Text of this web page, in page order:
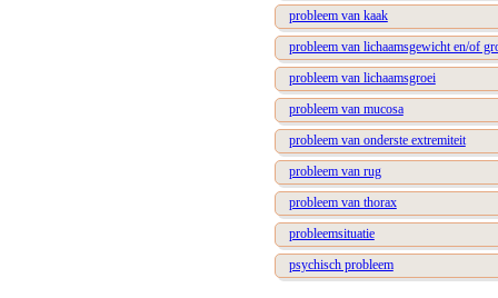
probleem van kaak
probleem van lichaamsgewicht en/of
probleem van lichaamsgroei
probleem van mucosa
probleem van onderste extremiteit
probleem van rug
probleem van thorax
probleemsituatie
psychisch probleem